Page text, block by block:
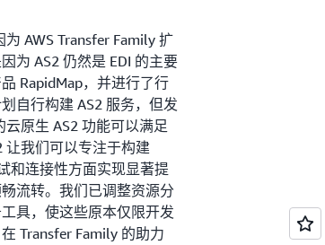
AWS Transfer Family 扩
为 AS2 仍然是 EDI 的主要
RapidMap，并进行了行
自行构建 AS2 服务，但发
原生 AS2 功能可以满足
让我们可以专注于构建
和连接性方面实现显著提
流转。我们已调整资源分
具，使这些原本仅限开发
Transfer Family 的助力